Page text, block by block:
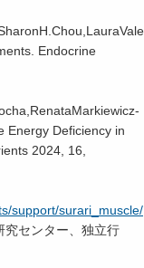
Endocrine
Energy Deficiency in
2024, 16,
support/surari_muscle/
究センター、独立行